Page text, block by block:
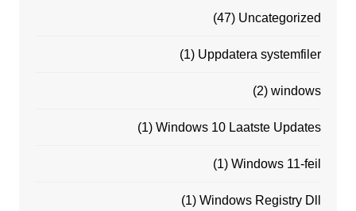
Uncategorized
(47)
Uppdatera systemfiler
(1)
windows
(2)
Windows 10 Laatste Updates
(1)
Windows 11-feil
(1)
Windows Registry Dll
(1)